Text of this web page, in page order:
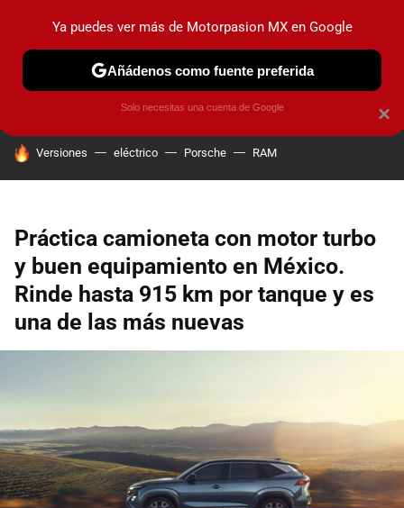
PRUEBAS INDUSTRIA HOY NO CIRCULA
HOY SE HABLA DE
Versiones eléctrico Porsche RAM
Práctica camioneta con motor turbo
y buen equipamiento en México.
Rinde hasta 915 km por tanque y es
una de las más nuevas
×
Ya puedes ver más de Motorpasion MX en Google
Añádenos como fuente preferida
Solo necesitas una cuenta de Google